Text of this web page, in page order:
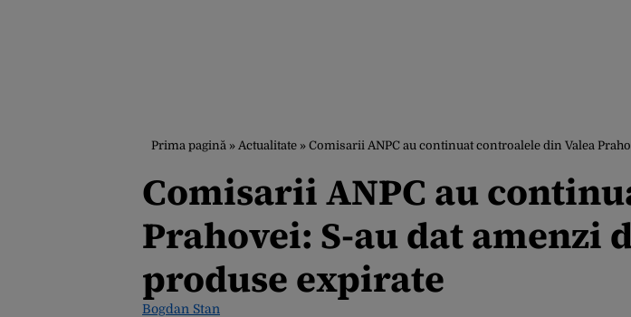
Prima pagină » Actualitate » Comisarii ANPC au continuat controalele din Valea
Comisarii ANPC au
Prahovei: S-au dat amenzi
produse expirate
Bogdan Stan